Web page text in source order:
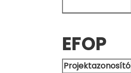
EFOP
Projektazonosító